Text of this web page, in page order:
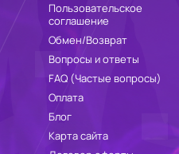
Пользовательское
соглашение
Обмен/Возврат
Вопросы и ответы
FAQ (Частые вопросы)
Оплата
Блог
Карта сайта